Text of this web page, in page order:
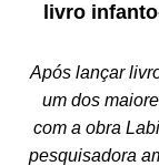
livro
Após lançar
um dos
com a obra
pesquisadora